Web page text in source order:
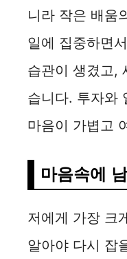
니라 작은 배움
일에 집중하면
습관이 생겼고,
습니다. 투자와
마음이 가볍고
마음속에
저에게 가장 크
알아야 다시 잡